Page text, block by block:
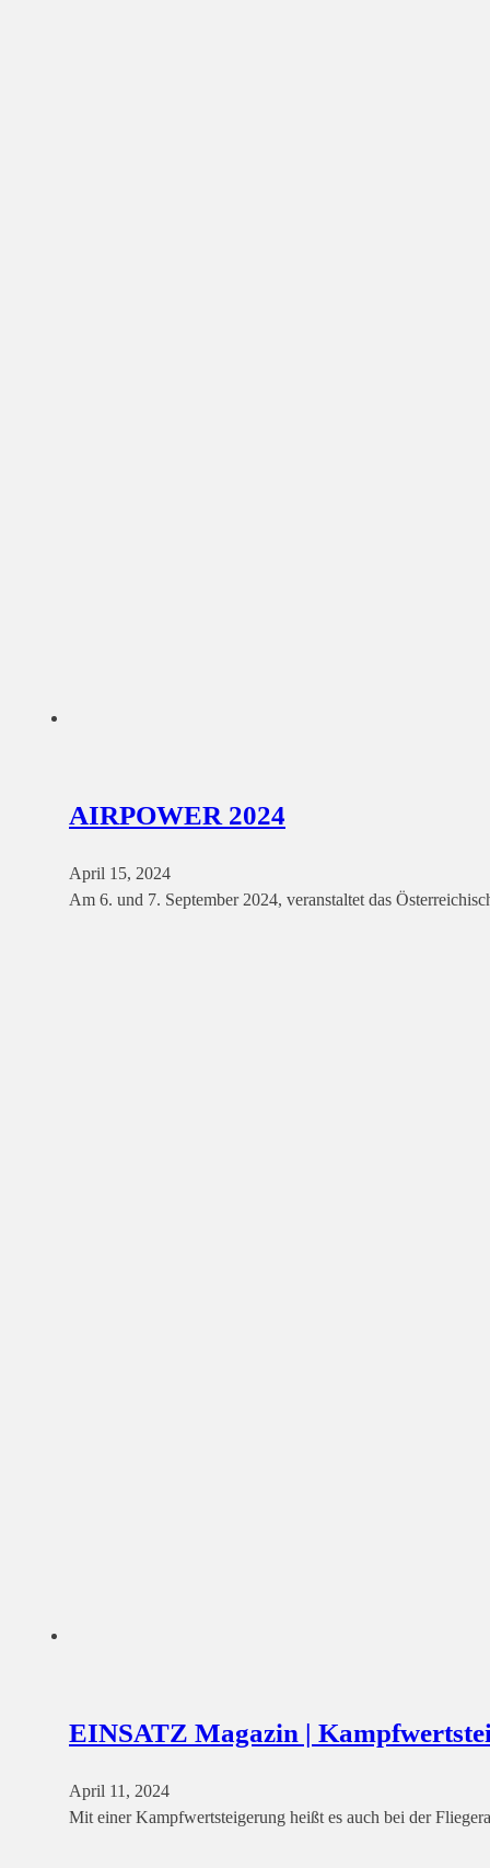
AIRPOWER 2024
April 15, 2024
Am 6. und 7. September 2024, veranstaltet das
EINSATZ Magazin |
April 11, 2024
Mit einer Kampfwertsteigerung heißt es auch bei der